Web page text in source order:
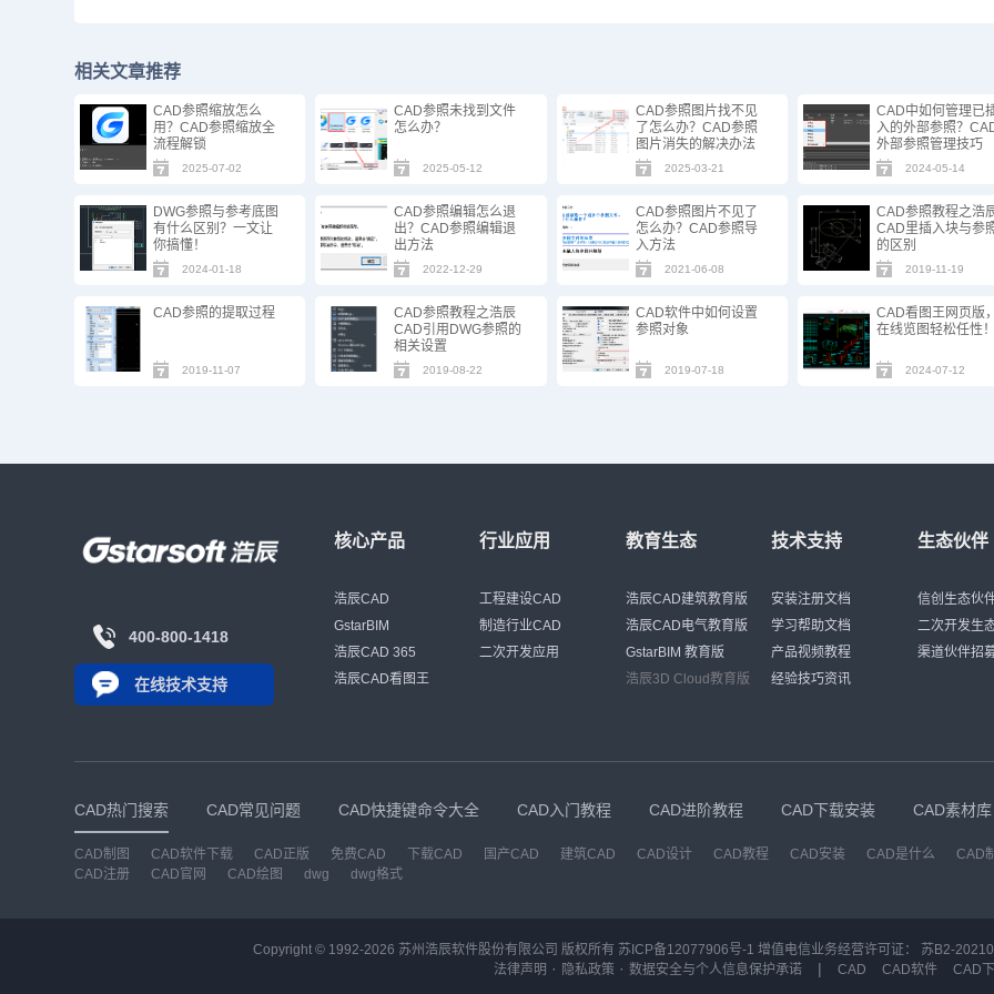
相关文章推荐
CAD参照缩放怎么
用？CAD参照缩放全
流程解锁
2025-07-02
CAD参照未找到文件
怎么办？
2025-05-12
CAD参照图片找不见
了怎么办？CAD参照
图片消失的解决办法
2025-03-21
CAD中如何管理已
入的外部参照？
外部参照管理技巧
2024-05-14
DWG参照与参考底图
有什么区别？一文让
你搞懂！
2024-01-18
CAD参照编辑怎么退
出？CAD参照编辑退
出方法
2022-12-29
CAD参照图片不见了
怎么办？CAD参照导
入方法
2021-06-08
CAD参照教程之浩
CAD里插入块与参
的区别
2019-11-19
CAD参照的提取过程
2019-11-07
CAD参照教程之浩辰
CAD引用DWG参照的
相关设置
2019-08-22
CAD软件中如何设置
参照对象
2019-07-18
CAD看图王网页版，
在线览图轻松任性！
2024-07-12
400-800-1418
在线技术支持
核心产品
浩辰CAD
GstarBIM
浩辰CAD 365
浩辰CAD看图王
行业应用
工程建设CAD
制造行业CAD
二次开发应用
教育生态
浩辰CAD建筑教育版
浩辰CAD电气教育版
GstarBIM 教育版
浩辰3D Cloud教育版
技术支持
安装注册文档
学习帮助文档
产品视频教程
经验技巧资讯
生态伙伴
信创生态伙
二次开发生
渠道伙伴招
CAD热门搜索 CAD常见问题 CAD快捷键命令大全 CAD入门教程 CAD进阶教程 CAD下载安装 CAD素材库
CAD制图 CAD软件下载 CAD正版 免费CAD 下载CAD 国产CAD 建筑CAD CAD设计 CAD教程 CAD安装 CAD是什么 CAD
CAD注册
CAD官网 CAD绘图 dwg dwg格式
Copyright © 1992-2026 苏州浩辰软件股份有限公司 版权所有 苏ICP备12077906号-1 增值电信业务经营许可证： 苏B2-
法律声明 · 隐私政策 · 数据安全与个人信息保护承诺 | CAD CAD软件 CAD